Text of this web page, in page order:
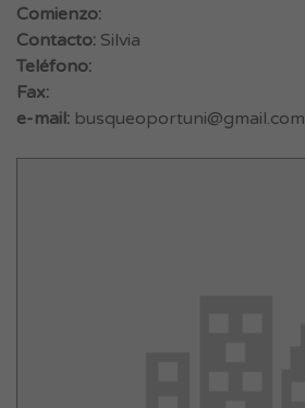
Comienzo:
Contacto: Silvia
Teléfono:
Fax:
e-mail: busqueoportuni@gmail.com